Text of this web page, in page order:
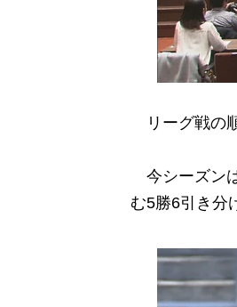
リーグ戦の
今シーズン
む5勝6引き分